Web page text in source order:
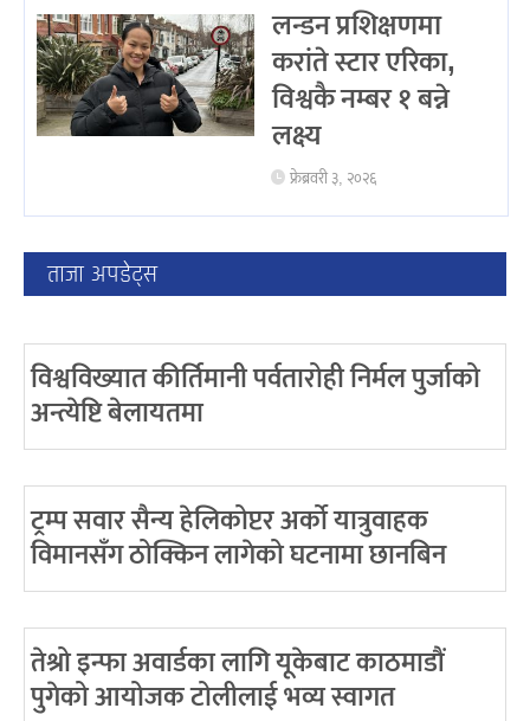
लन्डन प्रशिक्षणमा
करांते स्टार एरिका,
विश्वकै नम्बर १ बन्ने
लक्ष्य
फ्रेब्रवरी ३, २०२६
ताजा अपडेट्स
विश्वविख्यात कीर्तिमानी पर्वतारोही निर्मल पुर्जाको
अन्त्येष्टि बेलायतमा
ट्रम्प सवार सैन्य हेलिकोप्टर अर्को यात्रुवाहक
विमानसँग ठोक्किन लागेको घटनामा छानबिन
तेश्रो इन्फा अवार्डका लागि यूकेबाट काठमाडौं
पुगेको आयोजक टोलीलाई भव्य स्वागत